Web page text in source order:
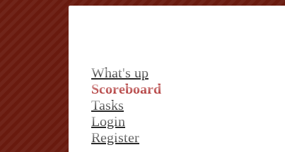
What's up
Scoreboard
Tasks
Login
Register